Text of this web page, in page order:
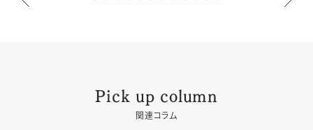
Pick up column
関連コラム